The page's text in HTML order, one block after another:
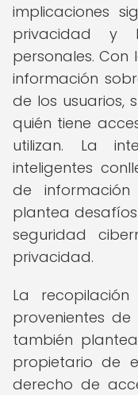
implicaciones
privacidad y
personales.
información
de los usuarios,
quién tiene
utilizan. La
inteligentes
de
plantea
seguridad
privacidad.
La
provenientes
también
propietario de
derecho de